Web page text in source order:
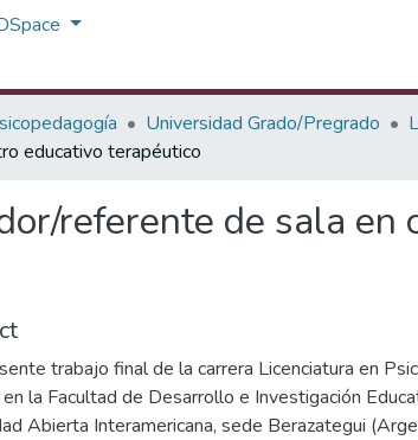
Universidad Grado/Pregrado
educativo terapéutico
referente de sala en
trabajo final de la carrera Licenciatura en
la Facultad de Desarrollo e Investigación
Abierta Interamericana, sede Berazategui